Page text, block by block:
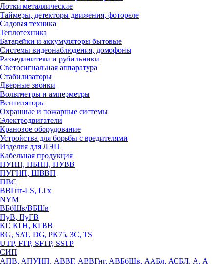
Лотки металлические
Таймеры, детекторы движения, фотореле
Садовая техника
Теплотехника
Батарейки и аккумуляторы бытовые
Системы видеонаблюдения, домофоны
Разъединители и рубильники
Светосигнальная аппаратура
Стабилизаторы
Дверные звонки
Вольтметры и амперметры
Вентиляторы
Охранные и пожарные системы
Электродвигатели
Крановое оборудование
Устройства для борьбы с вредителями
Изделия для ЛЭП
Кабельная продукция
ПУНП, ПБПП, ПУВВ
ПУГНП, ШВВП
ПВС
ВВГнг-LS, LTx
NYM
ВБбШв/ВБШв
ПуВ, ПуГВ
КГ, КГН, КГВВ
RG, SAT, DG, РК75, 3С, TS
UTP, FTP, SFTP, SSTP
СИП
АПВ, АПУНП, АВВГ, АВВГнг, АВБбШв, ААБл, АСБЛ, А, А